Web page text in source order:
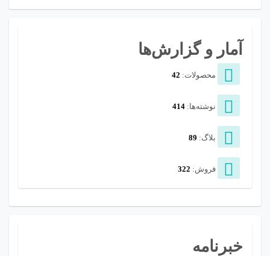
آمار و گزارش‌ها
محصولات: 42
نوشته‌ها: 414
بلاگ: 89
فروش: 322
خبرنامه